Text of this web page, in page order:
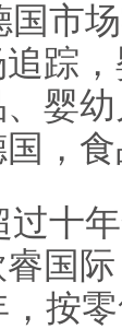
国市
踪
婴
，
过十
国
，按